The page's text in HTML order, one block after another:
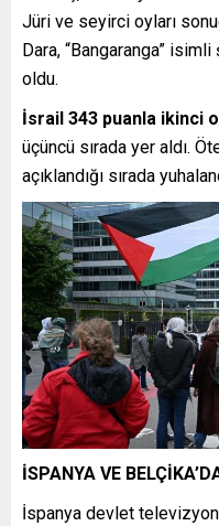
Jüri ve seyirci oyları
Dara, “Bangaranga”
oldu.
İsrail 343 puanla ikinci
üçüncü sırada yer aldı.
açıklandığı sırada
İSPANYA VE
İspanya devlet